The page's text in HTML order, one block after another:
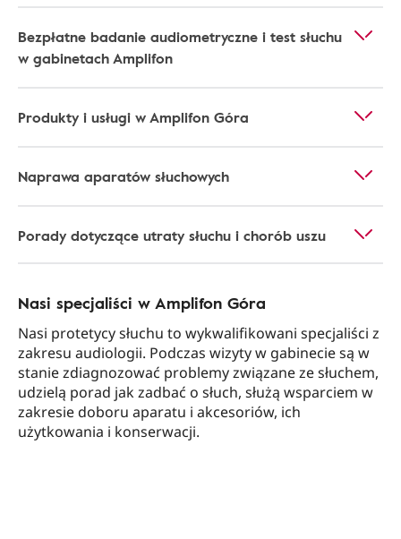
Bezpłatne badanie audiometryczne i test słuchu
w gabinetach Amplifon
Produkty i usługi w Amplifon Góra
Naprawa aparatów słuchowych
Porady dotyczące utraty słuchu i chorób uszu
Nasi specjaliści w Amplifon Góra
Nasi protetycy słuchu to wykwalifikowani specjaliści z
zakresu audiologii. Podczas wizyty w gabinecie są w
stanie zdiagnozować problemy związane ze słuchem,
udzielą porad jak zadbać o słuch, służą wsparciem w
zakresie doboru aparatu i akcesoriów, ich
użytkowania i konserwacji.